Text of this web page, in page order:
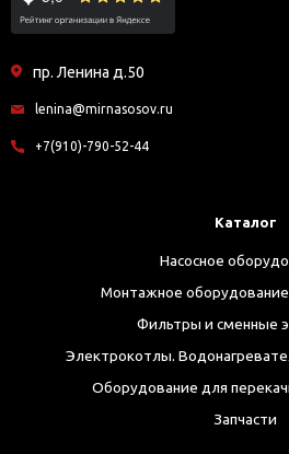
пр. Ленина д.50
lenina@mirnasosov.ru
+7(910)-790-52-44
Каталог
Насосное
Монтажное
Фильтры и сменные
Электрокотлы.
Оборудование для
Запчасти